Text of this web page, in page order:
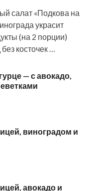
салат «Подкова на
украсит
(на 2 порции)
косточек …
— с авокадо,
виноградом и
авокадо и